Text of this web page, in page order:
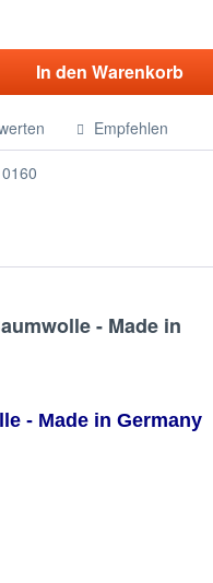
In den Warenkorb
Empfehlen
- Made in
- Made in Germany